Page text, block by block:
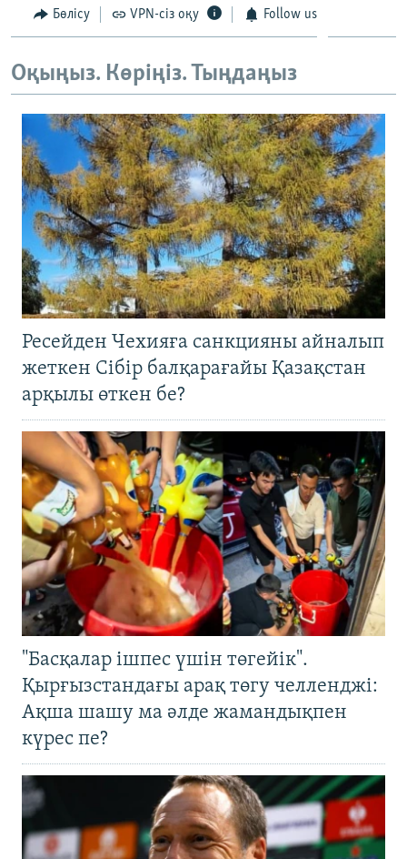
Бөлісу VPN-сіз оқу Follow us
Оқыңыз. Көріңіз. Тыңдаңыз
Ресейден Чехияға санкцияны айналып
жеткен Сібір балқарағайы Қазақстан
арқылы өткен бе?
"Басқалар ішпес үшін төгейік".
Қырғызстандағы арақ төгу челленджі:
Ақша шашу ма әлде жамандықпен
күрес пе?